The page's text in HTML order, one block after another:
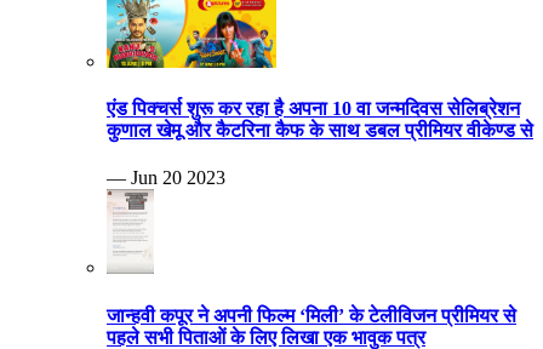
एंड पिक्चर्स शुरू कर रहा है अपना 10 वा जन्मदिवस सेलिब्रेशन
कुणाल खेमू और कैटरिना कैफ के साथ डबल प्रीमियर वीकेण्ड से
— Jun 20 2023
जान्हवी कपूर ने अपनी फिल्म ‘मिली’ के टेलीविजन प्रीमियर से
पहले सभी पिताओं के लिए लिखा एक भावुक पत्र